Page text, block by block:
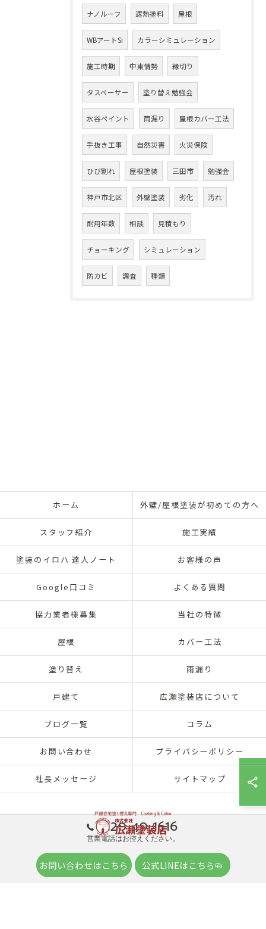
ナノルーフ 遮熱塗料 屋根
WBアートSi カラーシミュレーション
施工時期 中東情勢 縁切り
タスペーサー 塗り替え勉強会
水谷ペイント 雨漏り 屋根カバー工法
手抜き工事 自然災害 火災保険
ひび割れ 屋根塗装 三田市 勉強会
神戸市北区 外壁塗装 劣化 汚れ
耐用年数 相談 見積もり
チョーキング シミュレーション
防カビ 調査 種類
0120-40-1616
営業電話はお控えください。
お問い合わせはこちら 公式LINEはこちら
ホーム 外壁/屋根塗装が初めての方へ
スタッフ紹介 施工実績
塗装のイロハ 達人ノート お客様の声
Google口コミ よくある質問
協力業者様募集 当社の特徴
屋根 カバー工法
塗り替え 雨漏り
戸建て 広瀬塗装店について
ブログ一覧 コラム
お問い合わせ プライバシーポリシー
社長メッセージ サイトマップ
© 2026 兵庫県神戸市北区の外壁塗装は株式会社広瀬塗装店 ALL RIGHTS
RESERVED.